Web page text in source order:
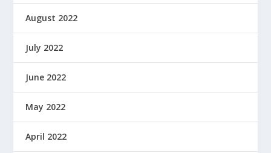
August 2022
July 2022
June 2022
May 2022
April 2022